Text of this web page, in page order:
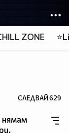
ZONE
СЛЕДВАЙ629